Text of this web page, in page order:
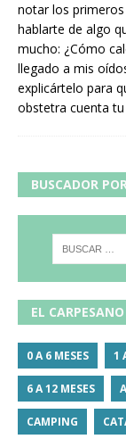
notar los
hablarte de algo
mucho: ¿Cómo
llegado a mis
explicártelo para
obstetra cuenta tu
BUSCADOR
EL
0 A 6 MESES 1
6 A 12 MESES
CAMPING